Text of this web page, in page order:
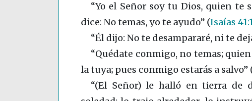
“Yo el Señor soy tu Dios, quien te
dice: No temas, yo te ayudo” (Isaías
“Él dijo: No te desampararé, ni te
“Quédate conmigo, no temas;
la tuya; pues conmigo estarás a salvo”
“(El Señor) le halló en tierra de